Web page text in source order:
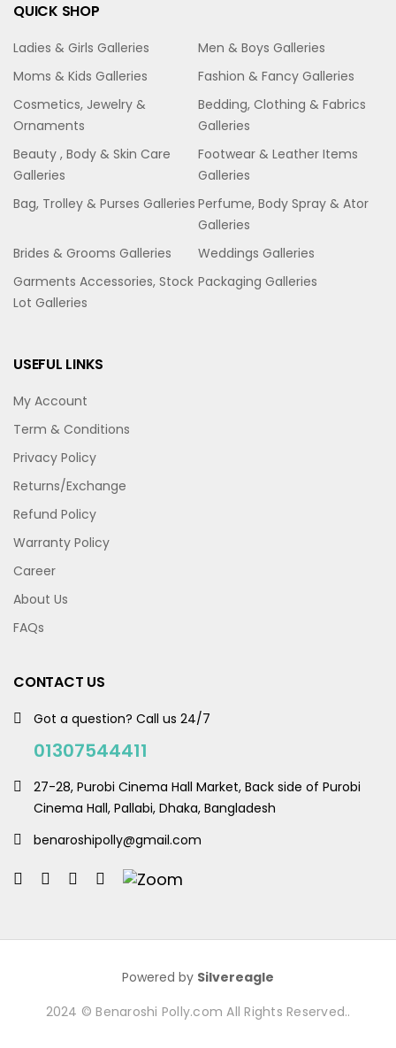
QUICK SHOP
Ladies & Girls Galleries
Men & Boys Galleries
Moms & Kids Galleries
Fashion & Fancy Galleries
Cosmetics, Jewelry &
Ornaments
Bedding, Clothing & Fabrics
Galleries
Beauty , Body & Skin Care
Galleries
Footwear & Leather Items
Galleries
Bag, Trolley & Purses Galleries Perfume, Body Spray & Ator
Galleries
Brides & Grooms Galleries
Weddings Galleries
Garments Accessories, Stock
Lot Galleries
Packaging Galleries
USEFUL LINKS
My Account
Term & Conditions
Privacy Policy
Returns/Exchange
Refund Policy
Warranty Policy
Career
About Us
FAQs
CONTACT US
Got a question? Call us 24/7
01307544411
27-28, Purobi Cinema Hall Market, Back side of Purobi
Cinema Hall, Pallabi, Dhaka, Bangladesh
benaroshipolly@gmail.com
Powered by Silvereagle
2024 © Benaroshi Polly.com All Rights Reserved..